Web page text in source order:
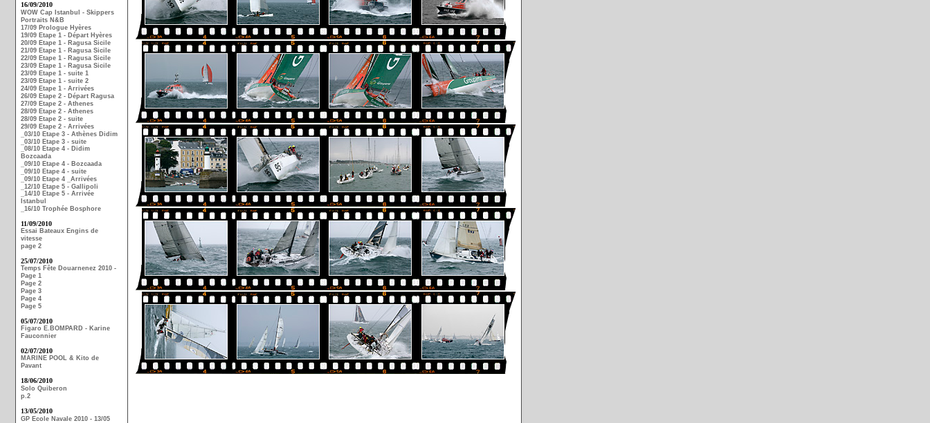
16/09/2010
WOW Cap Istanbul - Skippers
Portraits N&B
17/09 Prologue Hyères
19/09 Etape 1 - Départ Hyères
20/09 Etape 1 - Ragusa Sicile
21/09 Etape 1 - Ragusa Sicile
22/09 Etape 1 - Ragusa Sicile
23/09 Etape 1 - Ragusa Sicile
23/09 Etape 1 - suite 1
23/09 Etape 1 - suite 2
24/09 Etape 1 - Arrivées
26/09 Etape 2 - Départ Ragusa
27/09 Etape 2 - Athenes
28/09 Etape 2 - Athenes
28/09 Etape 2 - suite
29/09 Etape 2 - Arrivées
_03/10 Etape 3 - Athènes Didim
_03/10 Etape 3 - suite
_08/10 Etape 4 - Didim
Bozcaada
_09/10 Etape 4 - Bozcaada
_09/10 Etape 4 - suite
_09/10 Etape 4 _Arrivées
_12/10 Etape 5 - Gallipoli
_14/10 Etape 5 - Arrivée
Istanbul
_16/10 Trophée Bosphore
11/09/2010
Essai Bateaux Engins de
vitesse
page 2
25/07/2010
Temps Fête Douarnenez 2010 -
Page 1
Page 2
Page 3
Page 4
Page 5
05/07/2010
Figaro E.BOMPARD - Karine
Fauconnier
02/07/2010
MARINE POOL & Kito de
Pavant
18/06/2010
Solo Quiberon
p.2
13/05/2010
GP Ecole Navale 2010 - 13/05